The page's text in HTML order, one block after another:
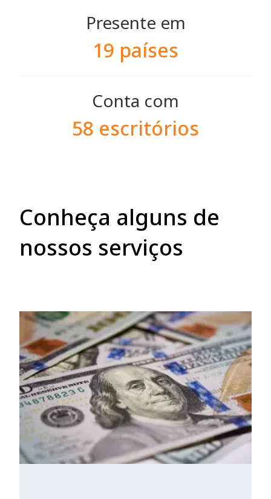
Presente em
19 países
Conta com
58 escritórios
Conheça alguns de
nossos serviços